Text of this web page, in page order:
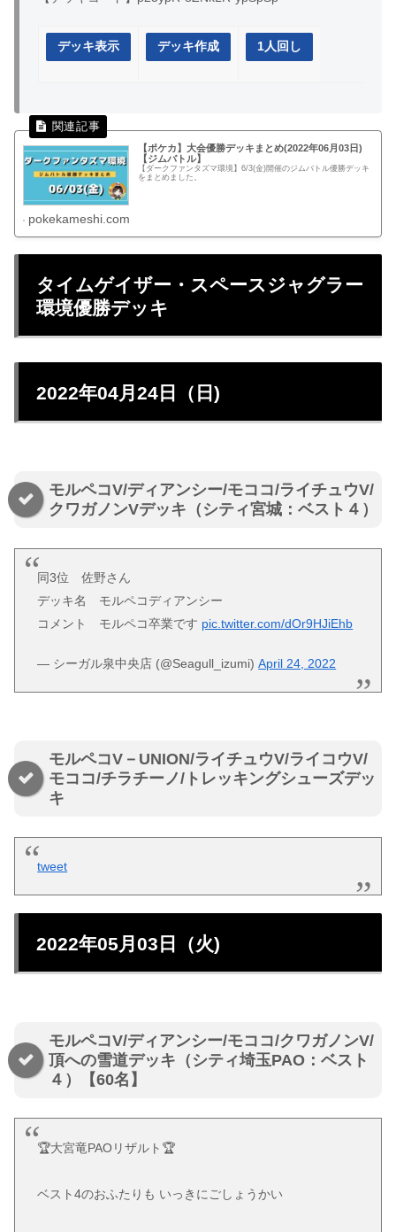
デッキ表示 デッキ作成 1人回し
【ポケカ】大会優勝デッキまとめ(2022年06月03日)
【ジムバトル】
【ダークファンタズマ環境】6/3(金)開催のジムバトル優勝デッキ
をまとめました。
pokekameshi.com
タイムゲイザー・スペースジャグラー
環境優勝デッキ
2022年04月24日（日)
モルペコV/ディアンシー/モココ/ライチュウV/
クワガノンVデッキ（シティ宮城：ベスト４）
同3位 佐野さん
デッキ名 モルペコディアンシー
コメント モルペコ卒業です pic.twitter.com/dOr9HJiEhb
— シーガル泉中央店 (@Seagull_izumi)April 24, 2022
モルペコV－UNION/ライチュウV/ライコウV/
モココ/チラチーノ/トレッキングシューズデッ
キ
tweet
2022年05月03日（火)
モルペコV/ディアンシー/モココ/クワガノンV/
頂への雪道デッキ（シティ埼玉PAO：ベスト
４）【60名】
🏆️大宮竜PAOリザルト🏆️
ベスト4のおふたりも いっきにごしょうかい